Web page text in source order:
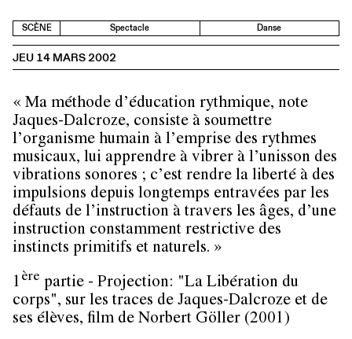
SCÈNE Spectacle Danse
JEU 14 MARS 2002
« Ma méthode d’éducation rythmique, note
Jaques-Dalcroze, consiste à soumettre
l’organisme humain à l’emprise des rythmes
musicaux, lui apprendre à vibrer à l’unisson des
vibrations sonores ; c’est rendre la liberté à des
impulsions depuis longtemps entravées par les
défauts de l’instruction à travers les âges, d’une
instruction constamment restrictive des
instincts primitifs et naturels. »
1 ère partie - Projection: "La Libération du
corps", sur les traces de Jaques-Dalcroze et de
ses élèves, film de Norbert Göller (2001)